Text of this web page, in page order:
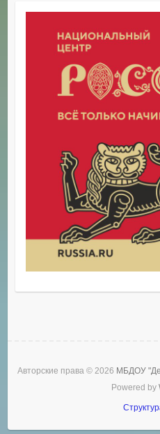
Авторские права © 2026 МБДОУ
Powered by